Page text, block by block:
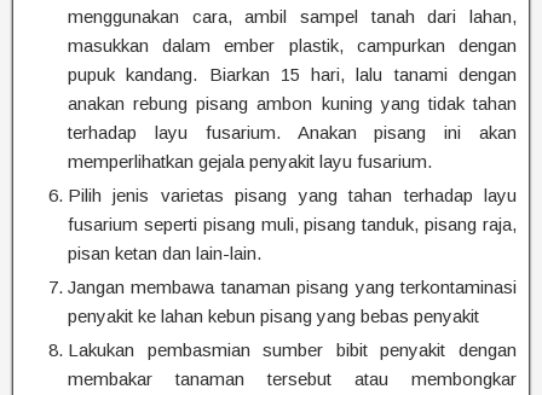
menggunakan cara, ambil sampel tanah dari lahan,
masukkan dalam ember plastik, campurkan dengan
pupuk kandang. Biarkan 15 hari, lalu tanami dengan
anakan rebung pisang ambon kuning yang tidak tahan
terhadap layu fusarium. Anakan pisang ini akan
memperlihatkan gejala penyakit layu fusarium.
Pilih jenis varietas pisang yang tahan terhadap layu
fusarium seperti pisang muli, pisang tanduk, pisang raja,
pisan ketan dan lain-lain.
Jangan membawa tanaman pisang yang terkontaminasi
penyakit ke lahan kebun pisang yang bebas penyakit
Lakukan pembasmian sumber bibit penyakit dengan
membakar tanaman tersebut atau membongkar